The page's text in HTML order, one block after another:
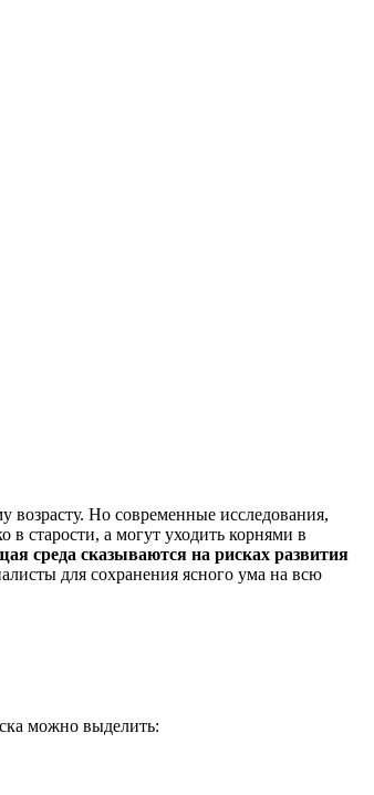
возрасту. Но современные исследования,
старости, а могут уходить корнями в
среда сказываются на рисках развития
для сохранения ясного ума на всю
можно выделить: